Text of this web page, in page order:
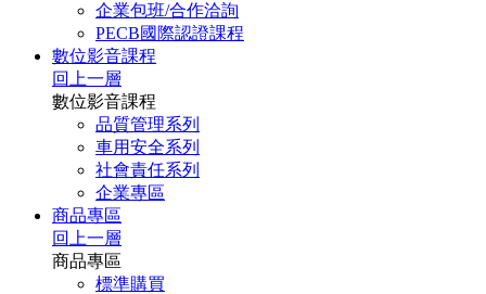
企業包班/合作洽詢
PECB國際認證課程
數位影音課程
回上一層
數位影音課程
品質管理系列
車用安全系列
社會責任系列
企業專區
商品專區
回上一層
商品專區
標準購買